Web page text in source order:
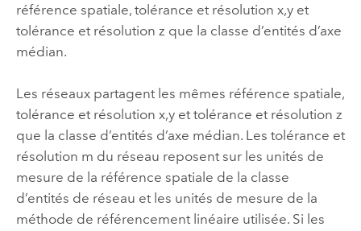
référence spatiale, tolérance et résolution x,y et
tolérance et résolution z que la classe d’entités d’axe
médian.
Les réseaux partagent les mêmes référence spatiale,
tolérance et résolution x,y et tolérance et résolution z
que la classe d’entités d’axe médian. Les tolérance et
résolution m du réseau reposent sur les unités de
mesure de la référence spatiale de la classe
d’entités de réseau et les unités de mesure de la
méthode de référencement linéaire utilisée. Si les